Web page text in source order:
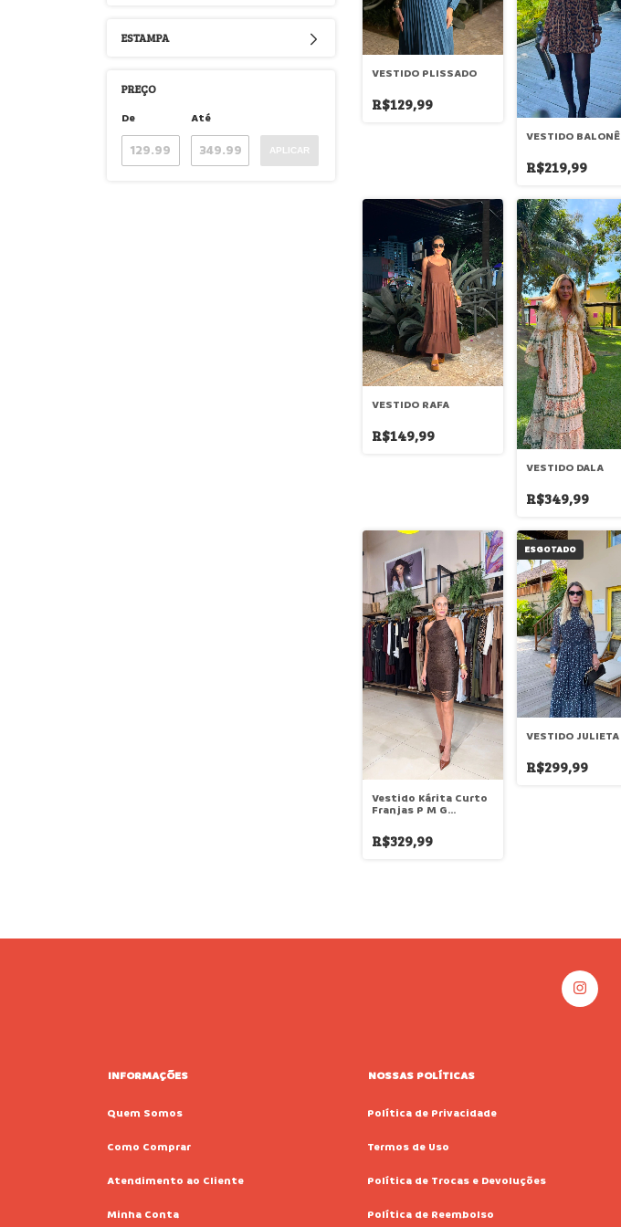
ESTAMPA
PREÇO
De Até
APLICAR
VESTIDO PLISSADO
R$129,99
VESTIDO BALONÊ
R$219,99
VESTIDO RAFA
R$149,99
VESTIDO DALA
R$349,99
Vestido Kárita Curto
Franjas P M G
R$329,99
ESGOTADO
VESTIDO JULIETA
R$299,99
INFORMAÇÕES
Quem Somos
Como Comprar
Atendimento ao Cliente
Minha Conta
NOSSAS POLÍTICAS
Política de Privacidade
Termos de Uso
Política de Trocas e Devoluções
Política de Reembolso